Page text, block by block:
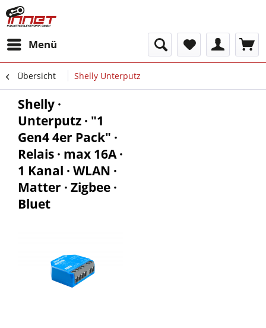
Menü
Übersicht Shelly Unterputz
Shelly ·
Unterputz · "1
Gen4 4er Pack" ·
Relais · max 16A ·
1 Kanal · WLAN ·
Matter · Zigbee ·
Bluet